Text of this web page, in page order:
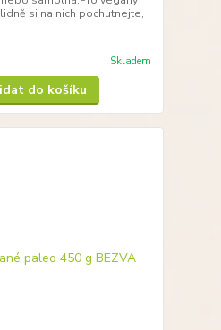
si na nich pochutnejte,
Skladem
do košíku